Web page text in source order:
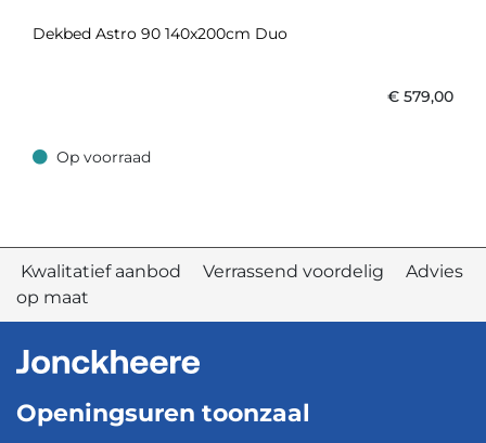
Dekbed Astro 90 140x200cm Duo
€ 579,00
Op voorraad
Op voorraad
Kwalitatief aanbod Verrassend voordelig Advies
op maat
Openingsuren toonzaal